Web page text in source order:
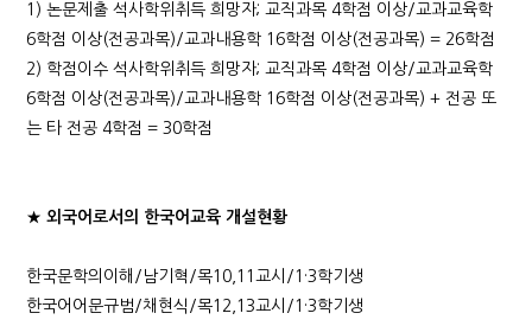
1) 논문제출 석사학위취득 희망자; 교직과목 4학점 이상/교과교육학
6학점 이상(전공과목)/교과내용학 16학점 이상(전공과목) = 26학점
2) 학점이수 석사학위취득 희망자; 교직과목 4학점 이상/교과교육학
6학점 이상(전공과목)/교과내용학 16학점 이상(전공과목) + 전공 또
는 타 전공 4학점 = 30학점
★ 외국어로서의 한국어교육 개설현황
한국문학의이해/남기혁/목10,11교시/1·3학기생
한국어어문규범/채현식/목12,13교시/1·3학기생